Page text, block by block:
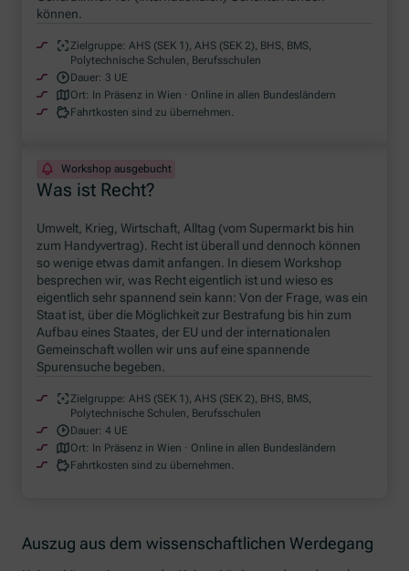
können.
Zielgruppe: AHS (SEK 1), AHS (SEK 2), BHS, BMS,
Polytechnische Schulen, Berufsschulen
Dauer: 3 UE
Ort: In Präsenz in Wien · Online in allen Bundesländern
Fahrtkosten sind zu übernehmen.
Was ist Recht?
Workshop ausgebucht
Umwelt, Krieg, Wirtschaft, Alltag (vom Supermarkt bis hin
zum Handyvertrag). Recht ist überall und dennoch können
so wenige etwas damit anfangen. In diesemWorkshop
besprechen wir, was Recht eigentlich ist und wieso es
eigentlich sehr spannend sein kann: Von der Frage, was ein
Staat ist, über die Möglichkeit zur Bestrafung bis hin zum
Aufbau eines Staates, der EU und der internationalen
Gemeinschaft wollen wir uns auf eine spannende
Spurensuche begeben.
Zielgruppe: AHS (SEK 1), AHS (SEK 2), BHS, BMS,
Polytechnische Schulen, Berufsschulen
Dauer: 4 UE
Ort: In Präsenz in Wien · Online in allen Bundesländern
Fahrtkosten sind zu übernehmen.
Auszug aus dem wissenschaftlichen Werdegang